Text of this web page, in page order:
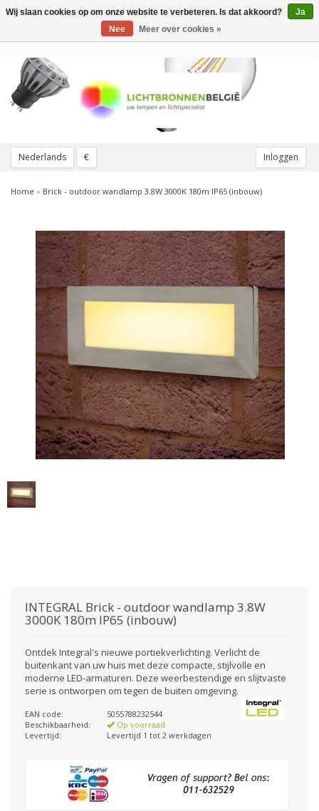
Nederlands € Inloggen
Toggle
Home » Brick - outdoor wandlamp 3.8W 3000K 180m IP65 (inbouw)
INTEGRAL Brick - outdoor wandlamp 3.8W
3000K 180m IP65 (inbouw)
Ontdek Integral's nieuwe portiekverlichting. Verlicht de
buitenkant van uw huis met deze compacte, stijlvolle en
moderne LED-armaturen. Deze weerbestendige en slijtvaste
serie is ontworpen om tegen de buiten omgeving.
EAN code:
5055788232544
Beschikbaarheid:
Op voorraad
Levertijd:
Levertijd 1 tot 2 werkdagen
Wij slaan cookies op om onze website te verbeteren. Is dat akkoord?
Ja
Nee
Meer over cookies »